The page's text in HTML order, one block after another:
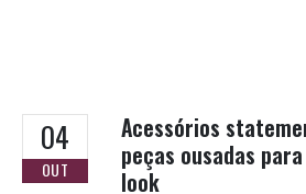
04
OUT
Acessórios
peças ousadas
look